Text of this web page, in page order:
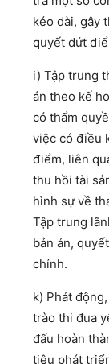
kéo dài, gây
quyết dứt
i) Tập trung
án theo kế
có thẩm
việc có điều
điểm, liên
thu hồi tài
hình sự về
Tập trung
bản án,
chính.
k) Phát
trào thi đua
đấu hoàn
tiêu phát